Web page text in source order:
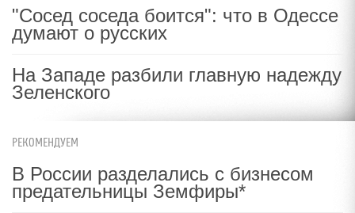
"Сосед соседа боится": что в Одессе
думают о русских
На Западе разбили главную надежду
Зеленского
РЕКОМЕНДУЕМ
В России разделались с бизнесом
предательницы Земфиры*